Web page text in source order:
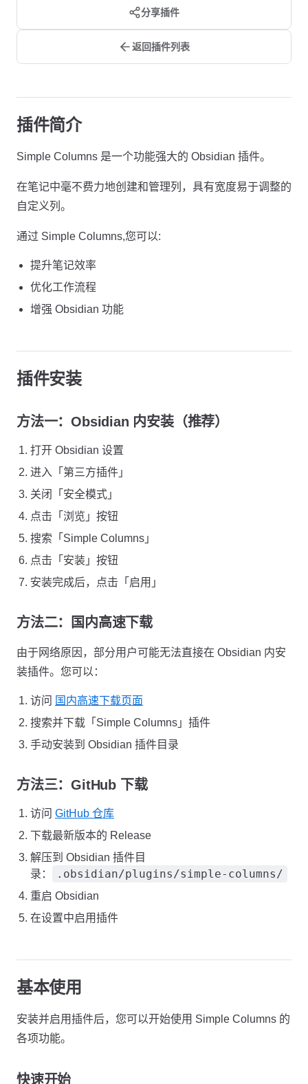
分享插件
返回插件列表
插件简介
Simple Columns 是一个功能强大的 Obsidian 插件。
在笔记中毫不费力地创建和管理列，具有宽度易于调整的
自定义列。
通过 Simple Columns,您可以:
提升笔记效率
优化工作流程
增强 Obsidian 功能
插件安装
方法一：Obsidian 内安装（推荐）
打开 Obsidian 设置
进入「第三方插件」
关闭「安全模式」
点击「浏览」按钮
搜索「Simple Columns」
点击「安装」按钮
安装完成后，点击「启用」
方法二：国内高速下载
由于网络原因，部分用户可能无法直接在 Obsidian 内安
装插件。您可以：
访问 国内高速下载页面
搜索并下载「Simple Columns」插件
手动安装到 Obsidian 插件目录
方法三：GitHub 下载
访问 GitHub 仓库
下载最新版本的 Release
解压到 Obsidian 插件目
录：
.obsidian/plugins/simple-columns/
重启 Obsidian
在设置中启用插件
基本使用
安装并启用插件后，您可以开始使用 Simple Columns 的
各项功能。
快速开始